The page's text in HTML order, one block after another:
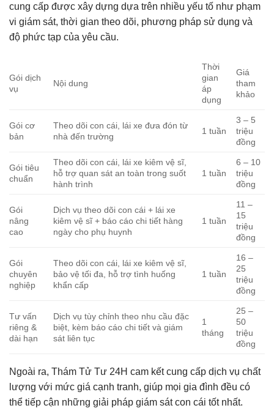
cung cấp được xây dựng dựa trên nhiều yếu tố như phạm
vi giám sát, thời gian theo dõi, phương pháp sử dụng và
độ phức tạp của yêu cầu.
Gói dịch
vụ
Nội dung
Thời
gian
áp
dụng
Giá
tham
khảo
Gói cơ
bản
Theo dõi con cái, lái xe đưa đón từ
nhà đến trường
1 tuần
3 – 5
triệu
đồng
Gói tiêu
chuẩn
Theo dõi con cái, lái xe kiêm vệ sĩ,
hỗ trợ quan sát an toàn trong suốt
hành trình
1 tuần
6 – 10
triệu
đồng
Gói
nâng
cao
Dịch vụ theo dõi con cái + lái xe
kiêm vệ sĩ + báo cáo chi tiết hàng
ngày cho phụ huynh
1 tuần
11 –
15
triệu
đồng
Gói
chuyên
nghiệp
Theo dõi con cái, lái xe kiêm vệ sĩ,
bảo vệ tối đa, hỗ trợ tình huống
khẩn cấp
1 tuần
16 –
25
triệu
đồng
Tư vấn
riêng &
dài hạn
Dịch vụ tùy chỉnh theo nhu cầu đặc
biệt, kèm báo cáo chi tiết và giám
sát liên tục
1
tháng
25 –
50
triệu
đồng
Ngoài ra, Thám Tử Tư 24H cam kết cung cấp dịch vụ chất
lượng với mức giá cạnh tranh, giúp mọi gia đình đều có
thể tiếp cận những giải pháp giám sát con cái tốt nhất.